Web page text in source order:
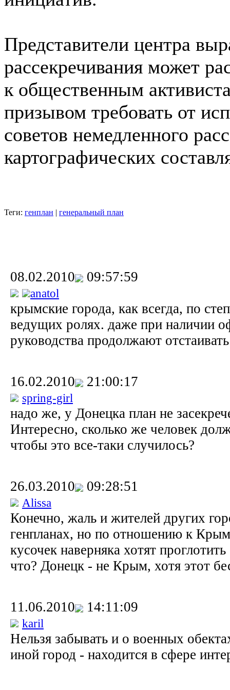
Представители центра
рассекречивания может
к общественным
призывом требовать от
советов немедленного
картографических
Теги: генплан | генеральный план
08.02.2010 09:57:59
anatol
крымские города, как всегда, по
ведущих ролях. даже при наличии
руководства продолжают
16.02.2010 21:00:17
spring-girl
надо же, у Донецка план не
Интересно, сколько же человек
чтобы это все-таки случилось?
26.03.2010 09:28:51
Alissa
Конечно, жаль и жителей других
генпланах, но по отношению к
кусочек наверняка хотят
что? Донецк - не Крым, хотя этот
11.06.2010 14:11:09
karil
Нельзя забывать и о военных
иной город - находится в сфере